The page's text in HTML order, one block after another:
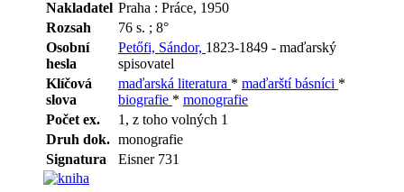
Nakladatel Praha : Práce, 1950
Rozsah
76 s. ; 8°
Osobní
hesla
Petőfi, Sándor, 1823-1849 - maďarský
spisovatel
Klíčová
slova
maďarská literatura * maďarští básníci *
biografie * monografie
Počet ex.
1, z toho volných 1
Druh dok. monografie
Signatura
Eisner 731